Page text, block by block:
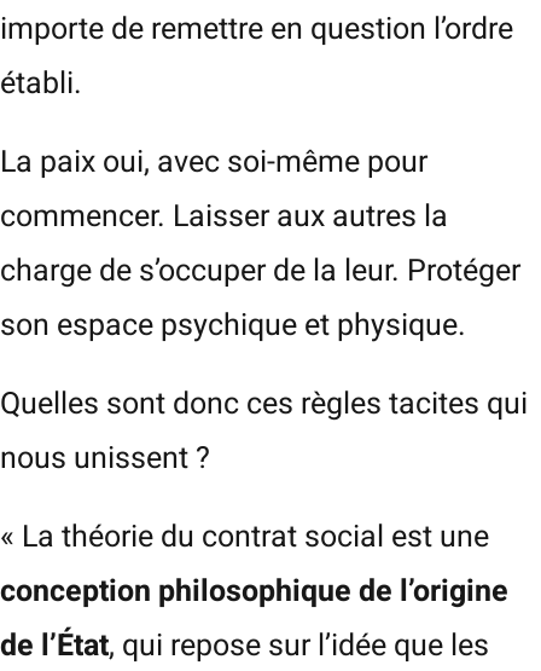
importe de remettre en question l’ordre
établi.
La paix oui, avec soi-même pour
commencer. Laisser aux autres la
charge de s’occuper de la leur. Protéger
son espace psychique et physique.
Quelles sont donc ces règles tacites qui
nous unissent ?
« La théorie du contrat social est une
conception philosophique de l’origine
de l’État, qui repose sur l’idée que les